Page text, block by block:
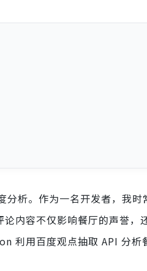
析。作为一名开发者，我时
内容不仅影响餐厅的声誉，
用百度观点抽取 API 分析